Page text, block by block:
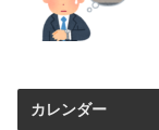
カレンダー